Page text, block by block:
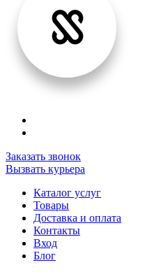
Заказать звонок
Вызвать курьера
Каталог услуг
Товары
Доставка и оплата
Контакты
Вход
Блог